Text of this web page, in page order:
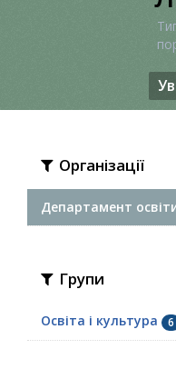
Організації
Департамент
Групи
Освіта і культура 6